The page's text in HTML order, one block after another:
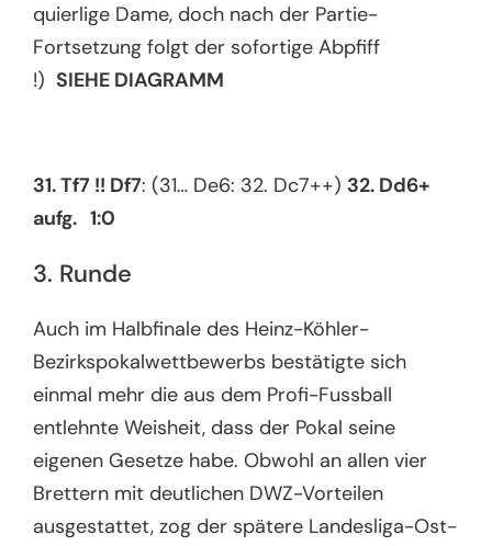
quierlige Dame, doch nach der Partie-
Fortsetzung folgt der sofortige Abpfiff
!)SIEHE DIAGRAMM
31. Tf7 !! Df7: (31… De6: 32. Dc7++) 32. Dd6+
aufg. 1:0
3. Runde
Auch im Halbfinale des Heinz-Köhler-
Bezirkspokalwettbewerbs bestätigte sich
einmal mehr die aus dem Profi-Fussball
entlehnte Weisheit, dass der Pokal seine
eigenen Gesetze habe. Obwohl an allen vier
Brettern mit deutlichen DWZ-Vorteilen
ausgestattet, zog der spätere Landesliga-Ost-